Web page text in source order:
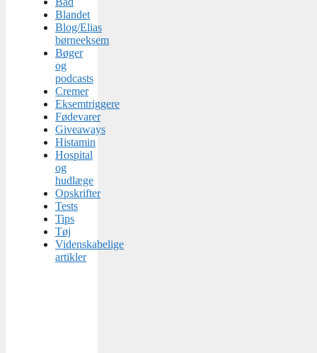
Blandet
Blog/Elias
børneeksem
Bøger
og
podcasts
Cremer
Eksemtriggere
Fødevarer
Giveaways
Histamin
Hospital
og
hudlæge
Opskrifter
Tests
Tips
Tøj
Videnskabelige
artikler